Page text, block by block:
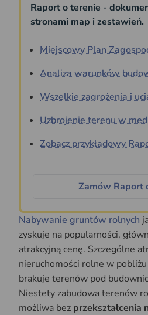
Raport o terenie -
stronami map i zestawień.
Miejscowy Plan
Analiza warunków
Wszelkie zagrożenia i
Uzbrojenie terenu w
Zobacz przykładowy
Zamów Raport
Nabywanie gruntów rolnych
zyskuje na popularności,
atrakcyjną cenę. Szczególne
nieruchomości rolne w
brakuje terenów pod
Niestety zabudowa terenów
możliwa bez przekształcenia